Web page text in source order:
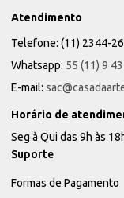
Atendimento
Telefone: (11) 2344-
Whatsapp: 55 (11) 9
E-mail:
Horário de
Seg à Qui das 9h às
Suporte
Formas de Pagamento